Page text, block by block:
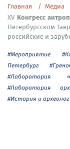
Главная Медиа
XV Конгресс
Петербургском
российские и
#Мероприятие
Петербург
#Лаборатория
#Лаборатория
#История и